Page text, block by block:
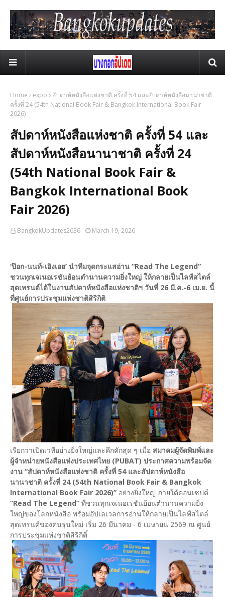
Home expo
สัปดาห์หนังสือแห่งชาติ ครั้งที่ 54 และสัปดาห์หนังสือนานาชาติ
ครั้งที่ 24 (54th National Book Fair & Bangkok International Book Fair
2026)
สัปดาห์หนังสือแห่งชาติ ครั้งที่ 54 และ
สัปดาห์หนังสือนานาชาติ ครั้งที่ 24
(54th National Book Fair &
Bangkok International Book
Fair 2026)
BangkokUpdates2636 March 19, 2026
‘ป๊อก-นนท์-เอิงเอย’ นำทีมจุดกระแสอ่าน “Read The Legend”
ชวนทุกเจเนอเรชันย้อนตำนานความยิ่งใหญ่ ให้กลายเป็นไลฟ์สไตล์
สุดเทรนด์ได้ในงานสัปดาห์หนังสือแห่งชาติฯ วันที่ 26 มี.ค.-6 เม.ย. นี้
ที่ศูนย์การประชุมแห่งชาติสิริกิติ
เรียกว่าเปิดเวทีอย่างยิ่งใหญ่และคึกคักสุด ๆ เมื่อ สมาคมผู้จัดพิมพ์และ
ผู้จำหน่ายหนังสือแห่งประเทศไทย (PUBAT) ประกาศความพร้อมจัด
งาน “สัปดาห์หนังสือแห่งชาติ ครั้งที่ 54 และสัปดาห์หนังสือ
นานาชาติ ครั้งที่ 24 (54th National Book Fair & Bangkok
International Book Fair 2026)” อย่างยิ่งใหญ่ ภายใต้คอนเซปต์
“Read The Legend” ที่ชวนทุกเจเนอเรชันย้อนตำนานความยิ่ง
ใหญ่ของโลกหนังสือ พร้อมอัปเลเวลการอ่านให้กลายเป็นไลฟ์สไตล์
สุดเทรนด์ของคนรุ่นใหม่ เริ่ม 26 มีนาคม - 6 เมษายน 2569 ณ ศูนย์
การประชุมแห่งชาติสิริกิติ์